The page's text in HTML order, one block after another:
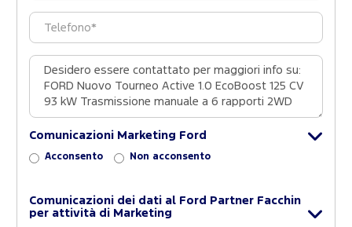
Comunicazioni Marketing Ford
Acconsento Non acconsento
Comunicazioni dei dati al Ford Partner Facchin
per attività di Marketing